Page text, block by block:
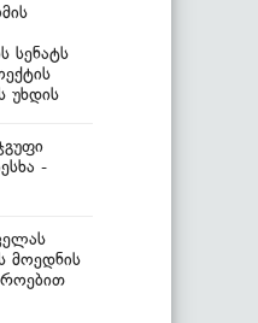
სენატს
უხდის
-
მოედნის